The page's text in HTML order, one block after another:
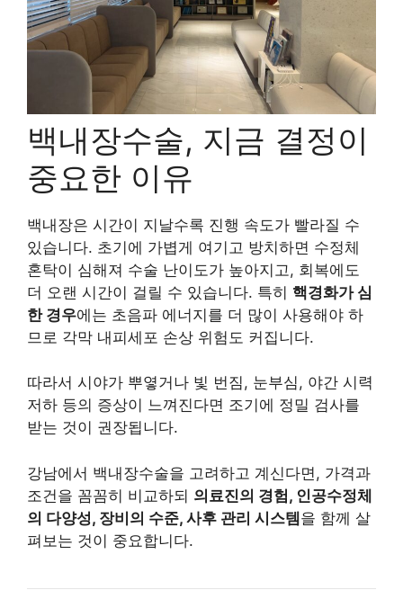
백내장수술, 지금 결정이
중요한 이유
백내장은 시간이 지날수록 진행 속도가 빨라질 수
있습니다. 초기에 가볍게 여기고 방치하면 수정체
혼탁이 심해져 수술 난이도가 높아지고, 회복에도
더 오랜 시간이 걸릴 수 있습니다. 특히 핵경화가 심
한 경우에는 초음파 에너지를 더 많이 사용해야 하
므로 각막 내피세포 손상 위험도 커집니다.
따라서 시야가 뿌옇거나 빛 번짐, 눈부심, 야간 시력
저하 등의 증상이 느껴진다면 조기에 정밀 검사를
받는 것이 권장됩니다.
강남에서 백내장수술을 고려하고 계신다면, 가격과
조건을 꼼꼼히 비교하되 의료진의 경험, 인공수정체
의 다양성, 장비의 수준, 사후 관리 시스템을 함께 살
펴보는 것이 중요합니다.